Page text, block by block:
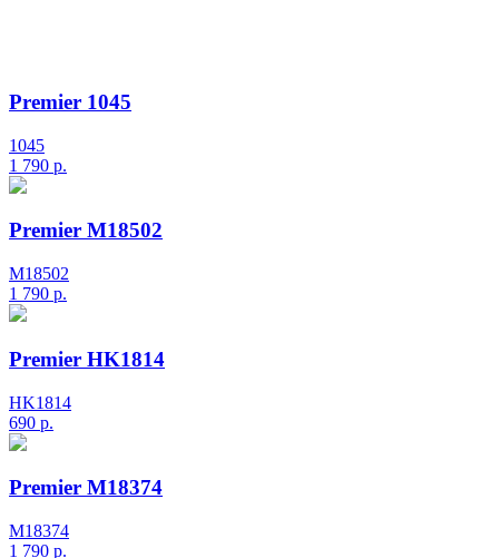
Premier 1045
1045
1 790 р.
Premier М18502
М18502
1 790 р.
Premier HK1814
HK1814
690 р.
Premier М18374
М18374
1 790 р.